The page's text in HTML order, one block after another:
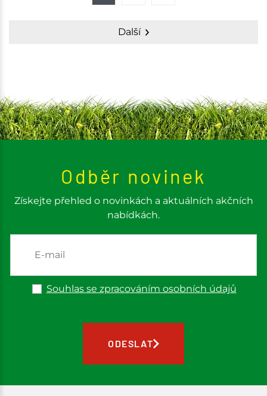
Další
Odběr novinek
Získejte přehled o novinkách a aktuálních akčních
nabídkách.
Souhlas se zpracováním osobních údajů
ODESLAT